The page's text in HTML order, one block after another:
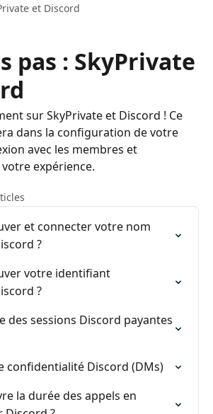
et Discord
pas : SkyPrivate
sur SkyPrivate et Discord ! Ce
dans la configuration de votre
avec les membres et
expérience.
et connecter votre nom
?
votre identifiant
?
des sessions Discord payantes
confidentialité Discord (DMs)
la durée des appels en